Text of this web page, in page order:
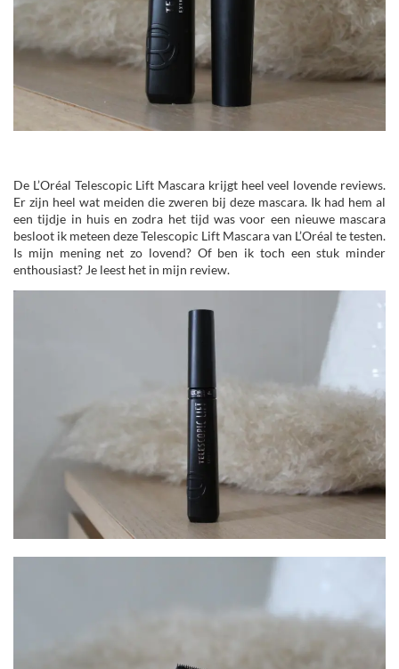
De L’Oréal Telescopic Lift Mascara krijgt heel veel lovende reviews.
Er zijn heel wat meiden die zweren bij deze mascara. Ik had hem al
een tijdje in huis en zodra het tijd was voor een nieuwe mascara
besloot ik meteen deze Telescopic Lift Mascara van L’Oréal te testen.
Is mijn mening net zo lovend? Of ben ik toch een stuk minder
enthousiast? Je leest het in mijn review.